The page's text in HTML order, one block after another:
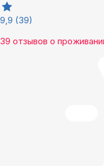
9,9 (39)
39 отзывов о